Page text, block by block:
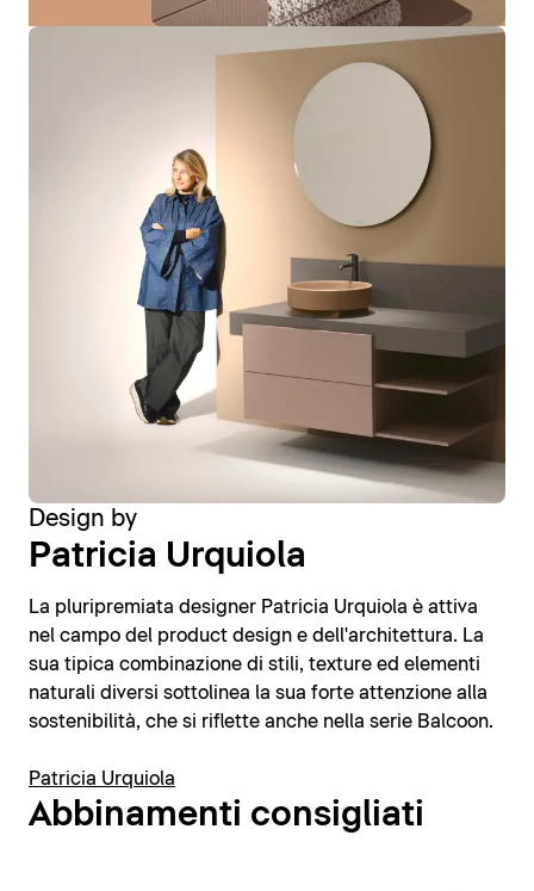
Design by
Patricia Urquiola
La pluripremiata designer Patricia Urquiola è attiva
nel campo del product design e dell'architettura. La
sua tipica combinazione di stili, texture ed elementi
naturali diversi sottolinea la sua forte attenzione alla
sostenibilità, che si riflette anche nella serie Balcoon.
Patricia Urquiola
Abbinamenti consigliati